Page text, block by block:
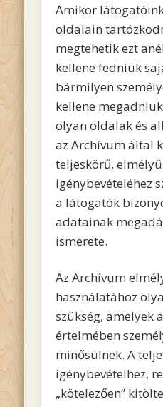
Amikor
oldalain
megtehetik ezt
kellene fedniük
bármilyen
kellene
olyan oldalak és
az Archívum által
teljeskörű,
igénybevételéhez
a látogatók
adatainak
ismerete.
Az Archívum
használatához
szükség, amelyek
értelmében
minősülnek. A
igénybevételhez,
„kötelezően”